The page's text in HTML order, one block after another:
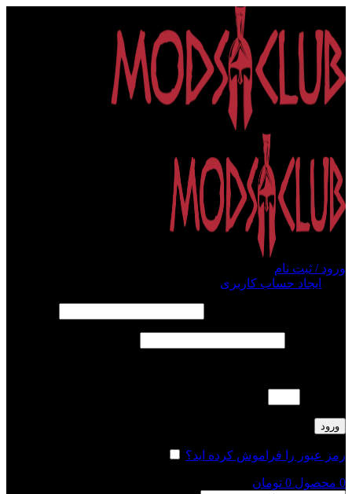
ورود / ثبت نام
ایجاد حساب کاربری
ورود
رمز عبور را فراموش کرده اید؟
0 محصول 0 تومان